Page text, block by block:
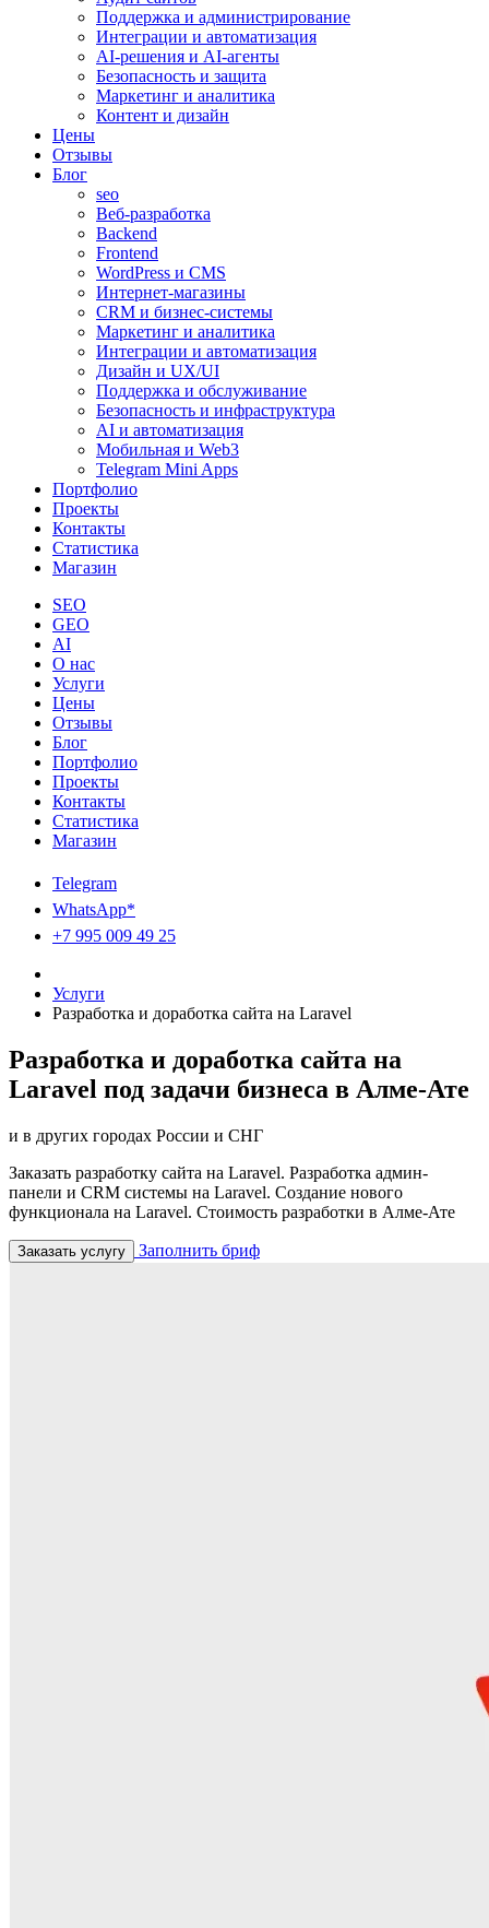
Поддержка и администрирование
Интеграции и автоматизация
AI-решения и AI-агенты
Безопасность и защита
Маркетинг и аналитика
Контент и дизайн
Цены
Отзывы
Блог
seo
Веб-разработка
Backend
Frontend
WordPress и CMS
Интернет-магазины
CRM и бизнес-системы
Маркетинг и аналитика
Интеграции и автоматизация
Дизайн и UX/UI
Поддержка и обслуживание
Безопасность и инфраструктура
AI и автоматизация
Мобильная и Web3
Telegram Mini Apps
Портфолио
Проекты
Контакты
Статистика
Магазин
SEO
GEO
AI
О нас
Услуги
Цены
Отзывы
Блог
Портфолио
Проекты
Контакты
Статистика
Магазин
Telegram
WhatsApp*
+7 995 009 49 25
Услуги
Разработка и доработка сайта на Laravel
Разработка и доработка сайта на
Laravel под задачи бизнеса в Алме-Ате
и в других городах России и СНГ
Заказать разработку сайта на Laravel. Разработка админ-
панели и CRM системы на Laravel. Создание нового
функционала на Laravel. Стоимость разработки в Алме-Ате
Заказать услугу Заполнить бриф